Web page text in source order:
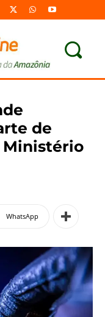
de
Ministério
WhatsApp